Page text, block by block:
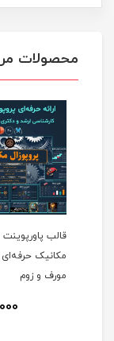
محصولات
قالب پاورپوینت
مکانیک حرفه‌ای
مورف و زوم